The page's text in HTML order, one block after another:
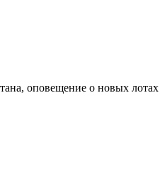
оповещение о новых